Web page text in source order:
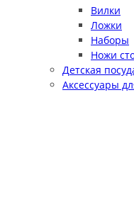
Вилки
Ложки
Наборы
Ножи
Детская
Аксессуары